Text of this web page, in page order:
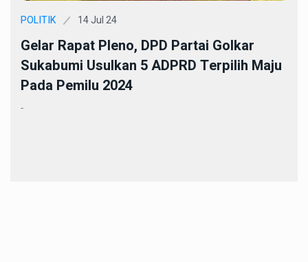
POLITIK 14 Jul 24
Gelar Rapat Pleno, DPD Partai Golkar
Sukabumi Usulkan 5 ADPRD Terpilih Maju
Pada Pemilu 2024
-